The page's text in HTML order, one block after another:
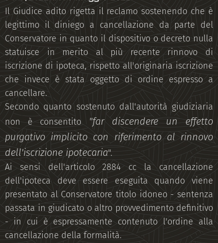
Il Giudice adito rigetta il reclamo sostenendo che è
legittimo il diniego a cancellazione da parte del
Conservatore in quanto il dispositivo o decreto nulla
statuisce in merito al più recente rinnovo di
iscrizione di ipoteca, rispetto all'originaria iscrizione
che invece è stata oggetto di ordine espresso a
cancellare.
Secondo quanto sostenuto dall'autorità giudiziaria
non è consentito"far discendere un effetto
purgativo implicito con riferimento al rinnovo
dell'iscrizione ipotecaria".
Ai sensi dell'articolo 2884 cc la cancellazione
dell'ipoteca deve essere eseguita quando viene
presentato al Conservatore titolo idoneo - sentenza
passata in giudicato o altro provvedimento definitivo
- in cui è espressamente contenuto l'ordine alla
cancellazione della formalità.